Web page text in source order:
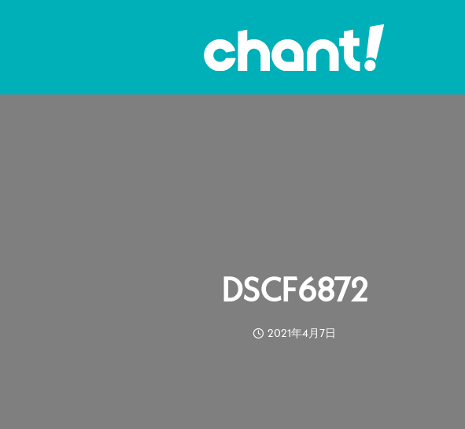
DSCF6872
2021年4月7日